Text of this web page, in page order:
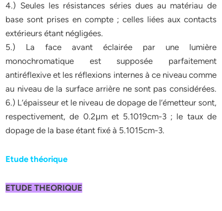
4.) Seules les résistances séries dues au matériau de
base sont prises en compte ; celles liées aux contacts
extérieurs étant négligées.
5.) La face avant éclairée par une lumière
monochromatique est supposée parfaitement
antiréflexive et les réflexions internes à ce niveau comme
au niveau de la surface arrière ne sont pas considérées.
6.) L’épaisseur et le niveau de dopage de l’émetteur sont,
respectivement, de 0.2μm et 5.1019cm-3 ; le taux de
dopage de la base étant fixé à 5.1015cm-3.
Etude théorique
ETUDE THEORIQUE